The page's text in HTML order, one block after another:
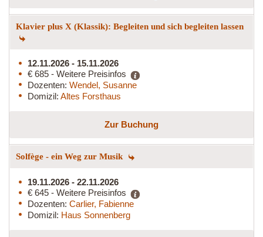
Klavier plus X (Klassik): Begleiten und sich begleiten lassen
12.11.2026 - 15.11.2026
€ 685 - Weitere Preisinfos
Dozenten: Wendel, Susanne
Domizil: Altes Forsthaus
Zur Buchung
Solfège - ein Weg zur Musik
19.11.2026 - 22.11.2026
€ 645 - Weitere Preisinfos
Dozenten: Carlier, Fabienne
Domizil: Haus Sonnenberg